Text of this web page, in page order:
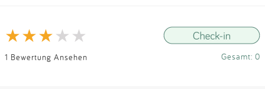
1 Bewertung Ansehen Gesamt: 0